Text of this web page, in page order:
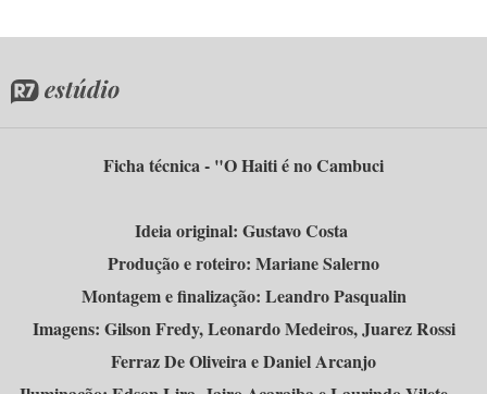
Ficha técnica - "O Haiti é no Cambuci
Ideia original: Gustavo Costa
Produção e roteiro: Mariane Salerno
Montagem e finalização: Leandro Pasqualin
Imagens: Gilson Fredy, Leonardo Medeiros, Juarez Rossi
Ferraz De Oliveira e Daniel Arcanjo